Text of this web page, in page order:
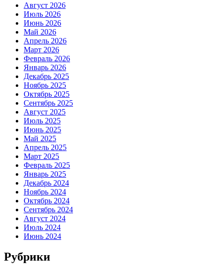
Август 2026
Июль 2026
Июнь 2026
Май 2026
Апрель 2026
Март 2026
Февраль 2026
Январь 2026
Декабрь 2025
Ноябрь 2025
Октябрь 2025
Сентябрь 2025
Август 2025
Июль 2025
Июнь 2025
Май 2025
Апрель 2025
Март 2025
Февраль 2025
Январь 2025
Декабрь 2024
Ноябрь 2024
Октябрь 2024
Сентябрь 2024
Август 2024
Июль 2024
Июнь 2024
Рубрики